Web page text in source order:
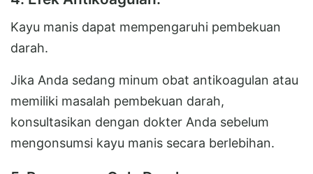
Kayu manis dapat mempengaruhi pembekuan
darah.
Jika Anda sedang minum obat antikoagulan atau
memiliki masalah pembekuan darah,
konsultasikan dengan dokter Anda sebelum
mengonsumsi kayu manis secara berlebihan.